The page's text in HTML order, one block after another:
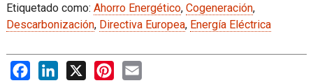
Etiquetado como: Ahorro Energético, Cogeneración,
Descarbonización, Directiva Europea, Energía Eléctrica
FacebookLinkedIn
X PinterestEmail